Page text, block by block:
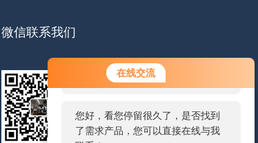
在线交流
您好！欢迎前来咨询，很高兴为您
服务，请问您要咨询什么问题呢？
您好，看您停留很久了，是否找到
了需求产品，您可以直接在线与我
微信联系我们
扫一扫
微信联系我们